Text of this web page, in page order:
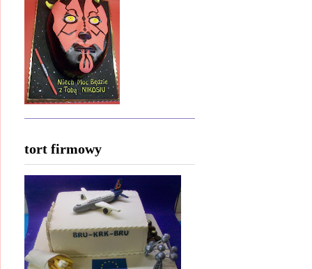
tort firmowy